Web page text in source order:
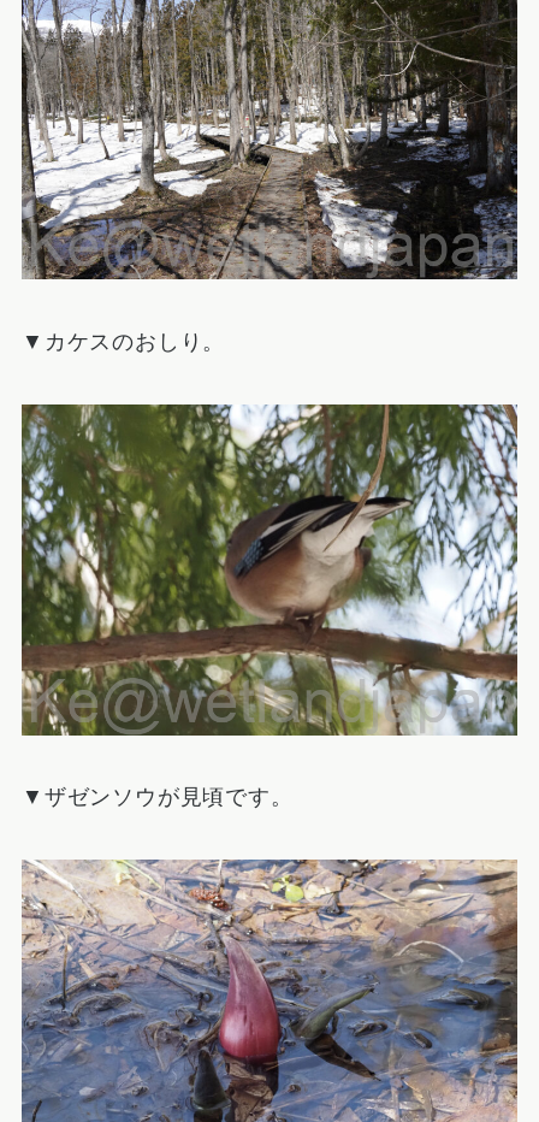
▼カケスのおしり。
▼ザゼンソウが見頃です。